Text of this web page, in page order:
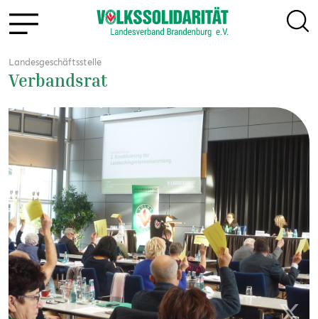
Landesgeschäftsstelle
Verbandsrat